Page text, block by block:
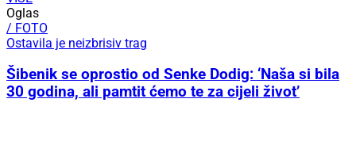
Oglas
/ FOTO
Ostavila je neizbrisiv trag
Šibenik se oprostio od Senke Dodig: ‘Naša si bila
30 godina, ali pamtit ćemo te za cijeli život’